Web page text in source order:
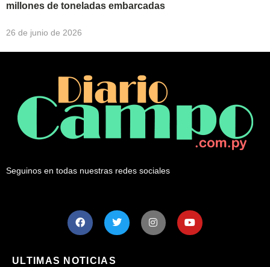
millones de toneladas embarcadas
26 de junio de 2026
Seguinos en todas nuestras redes sociales
ULTIMAS NOTICIAS